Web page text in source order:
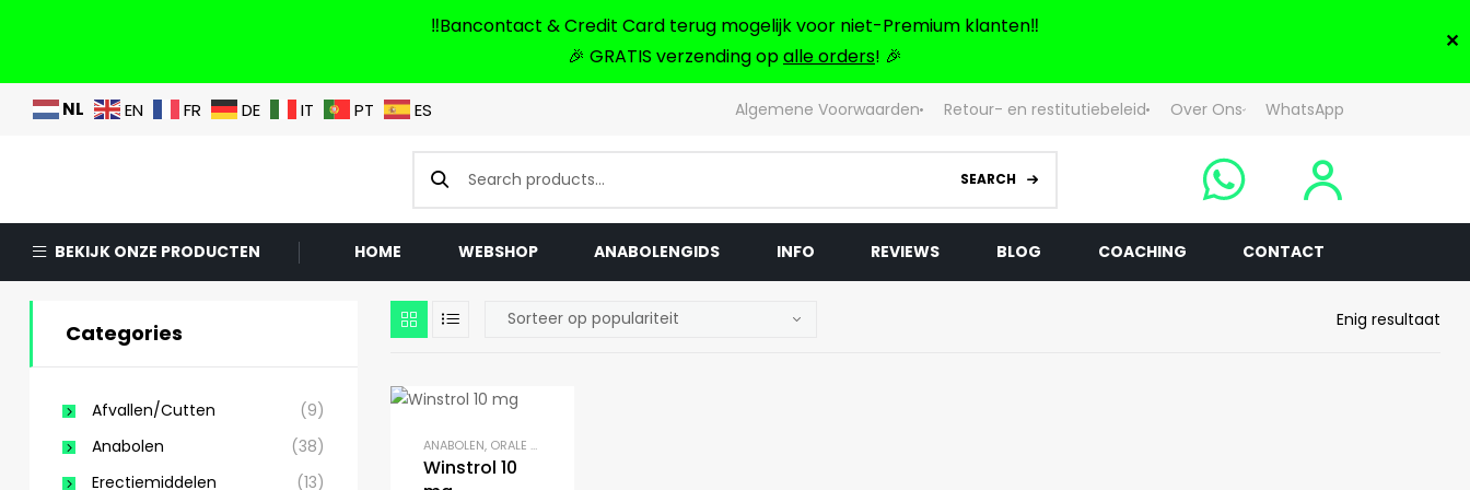
‼️Bancontact & Credit Card terug mogelijk voor niet-Premium klanten‼️
🎉 GRATIS verzending opalle orders! 🎉
✕
NL EN FR DE IT PT ES Algemene Voorwaarden Retour- en restitutiebeleid Over Ons WhatsApp
SEARCH
BEKIJK ONZE PRODUCTEN HOME WEBSHOP ANABOLENGIDS INFO REVIEWS BLOG COACHING CONTACT
Enig resultaat
ANABOLEN, ORALE STEROÏDEN
Winstrol 10
Categories
Afvallen/Cutten
(9)
Anabolen
(38)
Erectiemiddelen
(13)